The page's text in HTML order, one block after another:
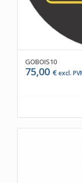
GOBOIS10
75,00 €excl.